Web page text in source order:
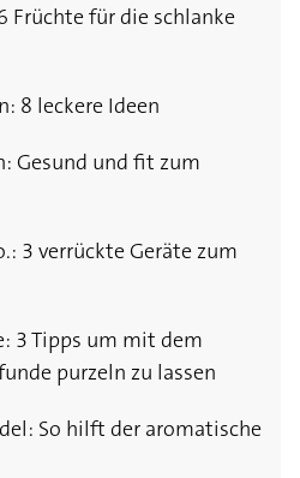
Früchte für die schlanke
8 leckere Ideen
Gesund und fit zum
3 verrückte Geräte zum
3 Tipps um mit dem
purzeln zu lassen
So hilft der aromatische